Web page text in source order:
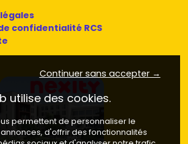
confidentialité RCS
Continuer sans accepter →
utilise des cookies.
permettent de personnaliser le
d'offrir des fonctionnalités